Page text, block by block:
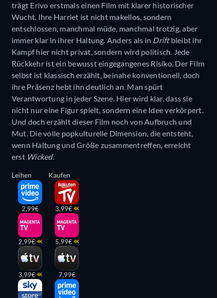
trägt Erivo erstmals einen Film mit klarer historischer
Wucht. Ihre Harriet ist nicht makellos, sondern
entschlossen, manchmal müde, manchmal trotzig, aber
immer klar in ihrer Haltung. Anders als in Driftbleibt ihr
Kampf hier nicht privat, sondern wird politisch. Jede
Rückkehr ist ein bewusst eingegangenes Risiko. Der Film
selbst ist klassisch erzählt, beinahe konventionell, doch
ihre Präsenz hebt ihn deutlich an. Man spürt
Verantwortung in jeder Szene. Hier wird klar, dass sie
nicht nur eine Figur spielt, sondern eine Idee verkörpert.
Und doch erzählt dieser Film noch von Aufbruch und
Mut. Die volle popkulturelle Dimension, die entsteht,
wenn Haltung und Größe zusammentreffen, erreicht
erst Wicked.
Leihen
2,99€
2,99€ 4K
3,99€ 4K
Kaufen
3,99€ 4K
5,99€ 4K
7,99€